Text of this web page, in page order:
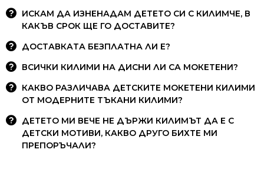
ИСКАМ ДА ИЗНЕНАДАМ ДЕТЕТО СИ С КИЛИМЧЕ, В
КАКЪВ СРОК ЩЕ ГО ДОСТАВИТЕ?
ДОСТАВКАТА БЕЗПЛАТНА ЛИ Е?
ВСИЧКИ КИЛИМИ НА ДИСНИ ЛИ СА МОКЕТЕНИ?
КАКВО РАЗЛИЧАВА ДЕТСКИТЕ МОКЕТЕНИ КИЛИМИ
ОТ МОДЕРНИТЕ ТЪКАНИ КИЛИМИ?
ДЕТЕТО МИ ВЕЧЕ НЕ ДЪРЖИ КИЛИМЪТ ДА Е С
ДЕТСКИ МОТИВИ, КАКВО ДРУГО БИХТЕ МИ
ПРЕПОРЪЧАЛИ?